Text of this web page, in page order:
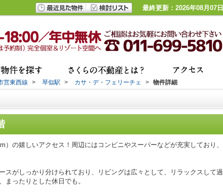
最終更新：2026年08月07日
営東西線 > 琴似駅 > カサ・デ・フェリーチェ > 物件詳細
）の嬉しいアクセス！周辺にはコンビニやスーパーなどが充実しており、
スがしっかり分けられており、リビングは広々として、リラックスして過
まったりとした休日でも。